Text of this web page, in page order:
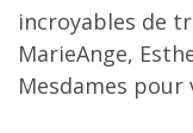
incroyables de
MarieAnge,
Mesdames pour